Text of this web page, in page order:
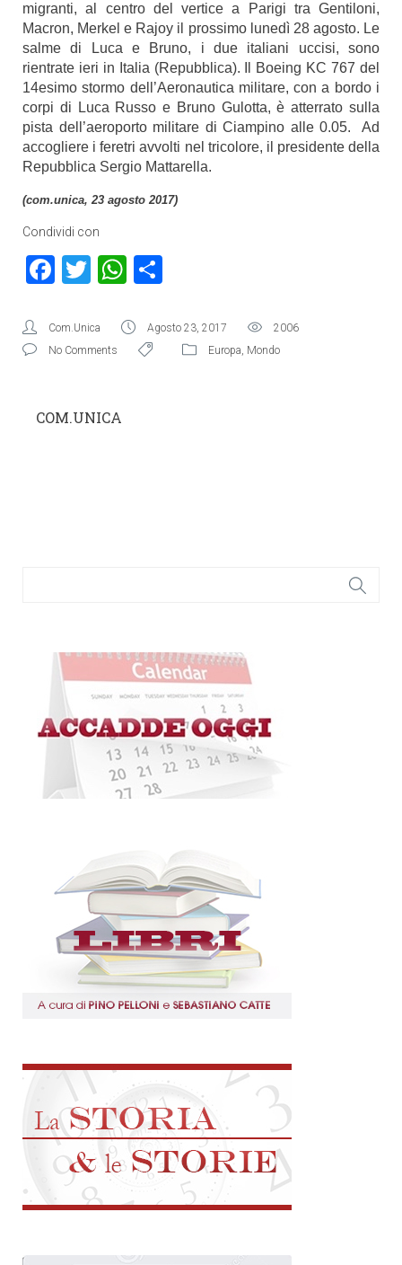
migranti, al centro del vertice a Parigi tra Gentiloni,
Macron, Merkel e Rajoy il prossimo lunedì 28 agosto. Le
salme di Luca e Bruno, i due italiani uccisi, sono
rientrate ieri in Italia (Repubblica). Il Boeing KC 767 del
14esimo stormo dell’Aeronautica militare, con a bordo i
corpi di Luca Russo e Bruno Gulotta, è atterrato sulla
pista dell’aeroporto militare di Ciampino alle 0.05. Ad
accogliere i feretri avvolti nel tricolore, il presidente della
Repubblica Sergio Mattarella.
(com.unica, 23 agosto 2017)
Condividi con
Facebook
TwitterWhatsApp
Com.Unica Agosto 23, 2017
2006
No Comments
Europa, Mondo
COM.UNICA